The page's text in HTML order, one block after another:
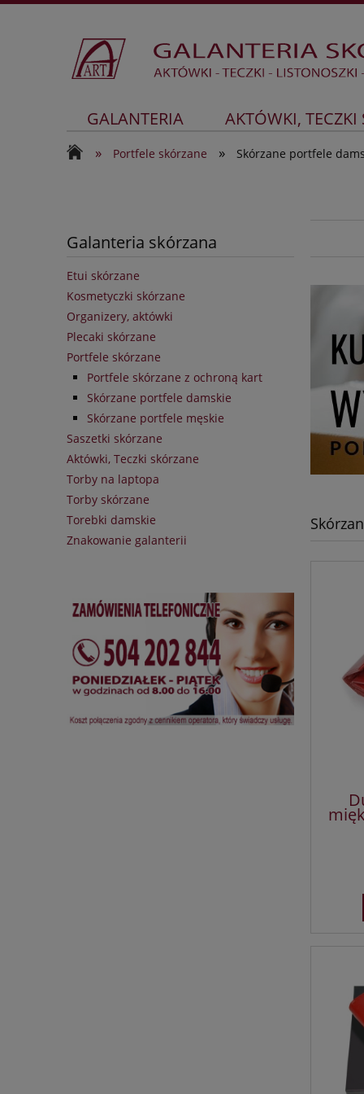
GALANTERIA AKTÓWKI,
» Portfele skórzane » Skórzane portfele
Galanteria skórzana
Etui skórzane
Kosmetyczki skórzane
Organizery, aktówki
Plecaki skórzane
Portfele skórzane
Portfele skórzane z ochroną kart
Skórzane portfele damskie
Skórzane portfele męskie
Saszetki skórzane
Aktówki, Teczki skórzane
Torby na laptopa
Torby skórzane
Torebki damskie
Znakowanie galanterii